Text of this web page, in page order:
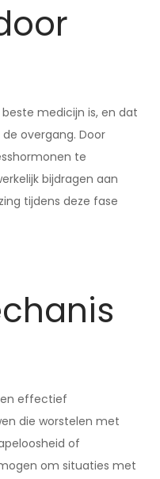
medicijn is, en dat
overgang. Door
te
bijdragen aan
tijdens deze fase
effectief
die worstelen met
of
om situaties met